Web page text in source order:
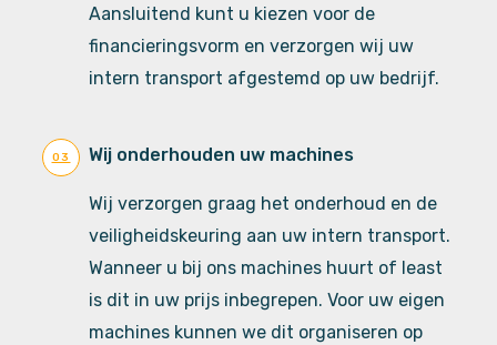
Aansluitend kunt u kiezen voor de
financieringsvorm en verzorgen wij uw
intern transport afgestemd op uw bedrijf.
03 Wij onderhouden uw machines
Wij verzorgen graag het onderhoud en de
veiligheidskeuring aan uw intern transport.
Wanneer u bij ons machines huurt of least
is dit in uw prijs inbegrepen. Voor uw eigen
machines kunnen we dit organiseren op